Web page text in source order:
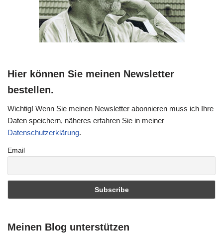
Hier können Sie meinen Newsletter
bestellen.
Wichtig! Wenn Sie meinen Newsletter abonnieren muss ich Ihre
Daten speichern, näheres erfahren Sie in meiner
Datenschutzerklärung.
Email
Meinen Blog unterstützen